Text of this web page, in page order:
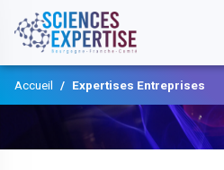
Accueil Expertises Entreprises